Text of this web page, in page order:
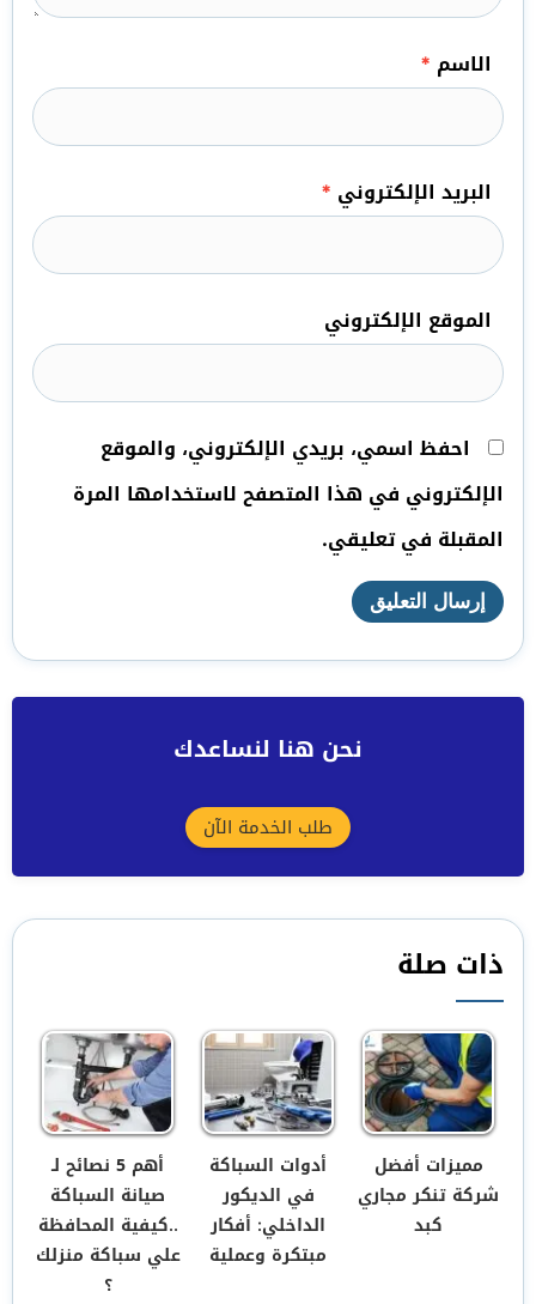
الاسم *
البريد الإلكتروني *
الموقع الإلكتروني
احفظ اسمي، بريدي الإلكتروني، والموقع
الإلكتروني في هذا المتصفح لاستخدامها المرة
المقبلة في تعليقي.
نحن هنا لنساعدك
طلب الخدمة الآن
ذات صلة
مميزات أفضل
شركة تنكر مجاري
كبد
أدوات السباكة
في الديكور
الداخلي: أفكار
مبتكرة وعملية
أهم 5 نصائح لـ
صيانة السباكة
..كيفية المحافظة
علي سباكة منزلك
؟